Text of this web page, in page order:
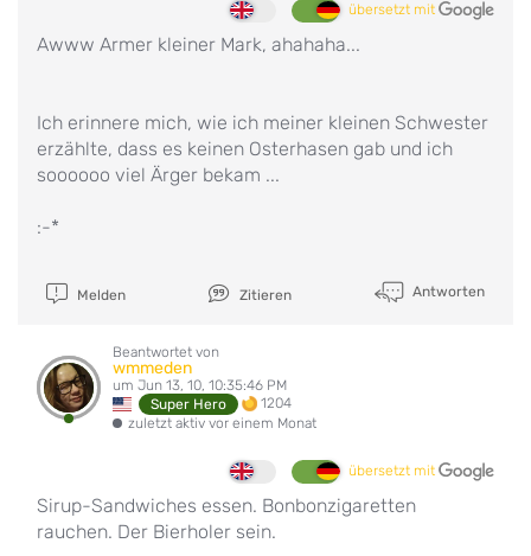
übersetzt mit
Awww Armer kleiner Mark, ahahaha...
Ich erinnere mich, wie ich meiner kleinen Schwester
erzählte, dass es keinen Osterhasen gab und ich
soooooo viel Ärger bekam ...
:-*
Melden Zitieren Antworten
Beantwortet von
wmmeden
um Jun 13, 10, 10:35:46 PM
Super Hero
1204
zuletzt aktiv vor einem Monat
übersetzt mit
Sirup-Sandwiches essen. Bonbonzigaretten
rauchen. Der Bierholer sein.